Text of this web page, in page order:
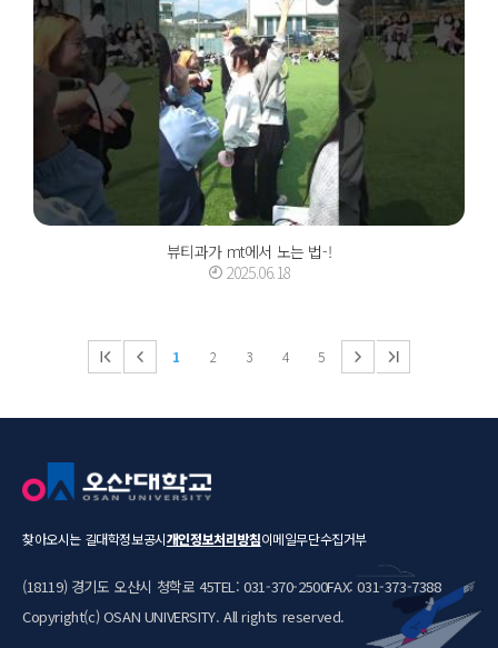
뷰티과가 mt에서 노는 법-!
2025.06.18
1 2 3 4 5
찾아오시는 길대학정보공시개인정보처리방침이메일무단수집거부
(18119) 경기도 오산시 청학로 45TEL: 031-370-2500FAX: 031-373-7388
Copyright(c) OSAN UNIVERSITY. All rights reserved.